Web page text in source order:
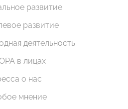
развитие
развитие
деятельность
в лицах
о нас
мнение